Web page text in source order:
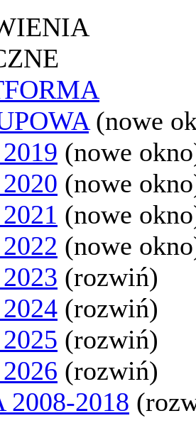
(nowe
(nowe
(nowe
(nowe
(nowe
(rozwiń)
(rozwiń)
(rozwiń)
(rozwiń)
2008-2018